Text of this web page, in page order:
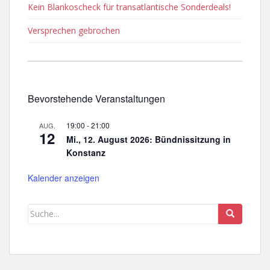
Kein Blankoscheck für transatlantische Sonderdeals!
Versprechen gebrochen
Bevorstehende Veranstaltungen
AUG.
12
19:00 -21:00
Mi., 12. August 2026: Bündnissitzung in
Konstanz
Kalender anzeigen